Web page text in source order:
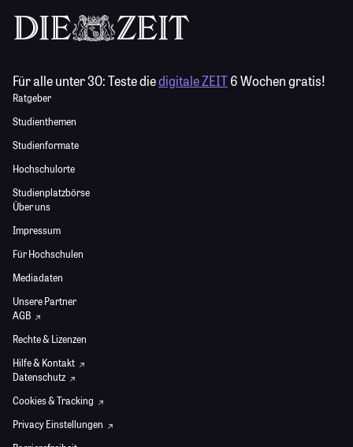
Für alle unter 30:Teste diedigitale ZEIT6 Wochen gratis!
Ratgeber
Studienthemen
Studienformate
Hochschulorte
Studienplatzbörse
Über uns
Impressum
Für Hochschulen
Mediadaten
Unsere Partner
AGB
Rechte & Lizenzen
Hilfe & Kontakt
Datenschutz
Cookies & Tracking
Privacy Einstellungen